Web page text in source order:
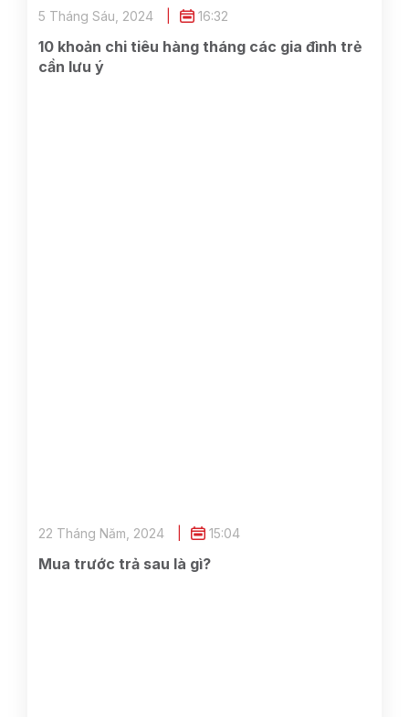
10 khoản chi tiêu hàng tháng các gia đình trẻ
cần lưu ý
5 Tháng Sáu, 2024 16:32
Mua trước trả sau là gì?
22 Tháng Năm, 2024 15:04